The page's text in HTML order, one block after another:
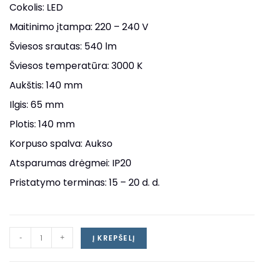
Cokolis: LED
Maitinimo įtampa: 220 – 240 V
Šviesos srautas: 540 lm
Šviesos temperatūra: 3000 K
Aukštis: 140 mm
Ilgis: 65 mm
Plotis: 140 mm
Korpuso spalva: Aukso
Atsparumas drėgmei: IP20
Pristatymo terminas: 15 – 20 d. d.
- + Į KREPŠELĮ